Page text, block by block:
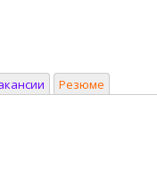
Резюме